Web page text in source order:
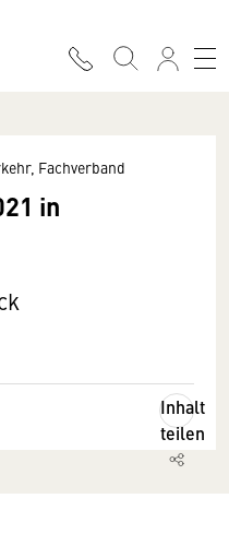
Fachverband
in
Inhalt
teilen